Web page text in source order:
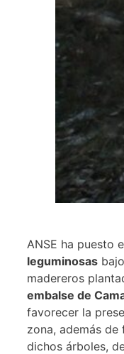
ANSE ha puesto
leguminosas
madereros
embalse de
favorecer la
zona, además de
dichos árboles,